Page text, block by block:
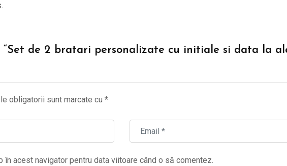
de 2 bratari personalizate cu initiale si data la
obligatorii sunt marcate cu *
acest navigator pentru data viitoare când o să comentez.